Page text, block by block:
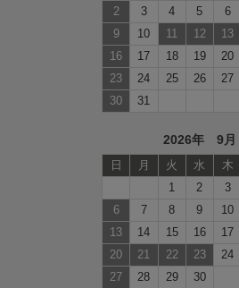
2
3 4 5 6
9
10 11 12 13
16
17 18 19 20
23
24 25 26 27
30
31
2026年 9月
日 月 火 水 木
1
2 3
6
7 8 9 10
13
14 15 16 17
20
21 22 23 24
27
28 29 30